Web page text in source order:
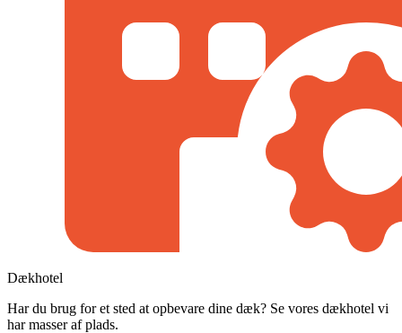
Dækhotel
Har du brug for et sted at opbevare dine dæk? Se vores dækhotel vi
har masser af plads.